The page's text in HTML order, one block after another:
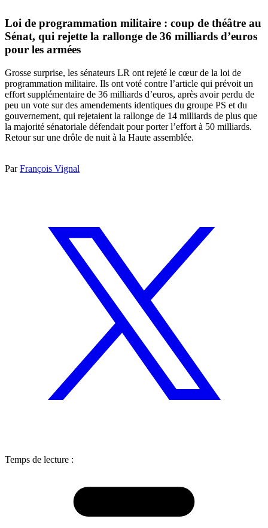
Loi de programmation militaire : coup de théâtre au
Sénat, qui rejette la rallonge de 36 milliards d’euros
pour les armées
Grosse surprise, les sénateurs LR ont rejeté le cœur de la loi de
programmation militaire. Ils ont voté contre l’article qui prévoit un
effort supplémentaire de 36 milliards d’euros, après avoir perdu de
peu un vote sur des amendements identiques du groupe PS et du
gouvernement, qui rejetaient la rallonge de 14 milliards de plus que
la majorité sénatoriale défendait pour porter l’effort à 50 milliards.
Retour sur une drôle de nuit à la Haute assemblée.
ParFrançois Vignal
Temps de lecture :